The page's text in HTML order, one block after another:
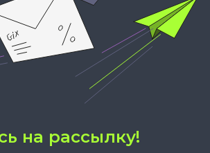
на рассылку!